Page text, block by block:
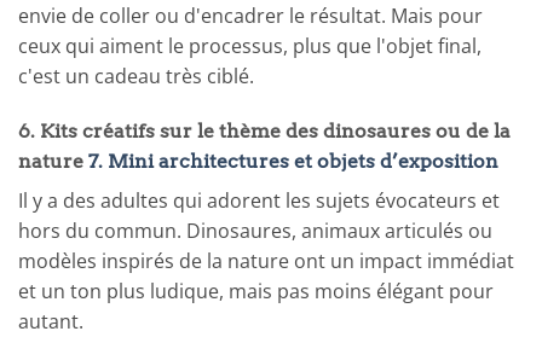
envie de coller ou d'encadrer le résultat. Mais pour
ceux qui aiment le processus, plus que l'objet final,
c'est un cadeau très ciblé.
6. Kits créatifs sur le thème des dinosaures ou de la
nature 7. Mini architectures et objets d’exposition
Il y a des adultes qui adorent les sujets évocateurs et
hors du commun. Dinosaures, animaux articulés ou
modèles inspirés de la nature ont un impact immédiat
et un ton plus ludique, mais pas moins élégant pour
autant.